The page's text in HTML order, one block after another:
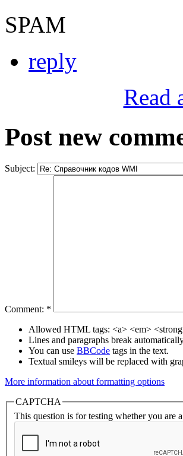
SPAM
reply
Read
Post new
Subject:
Comment: *
Allowed HTML tags: <a> <em>
Lines and paragraphs break
You can use BBCode tags in the text.
Textual smileys will be replaced with
More information about formatting options
CAPTCHA
This question is for testing whether you are